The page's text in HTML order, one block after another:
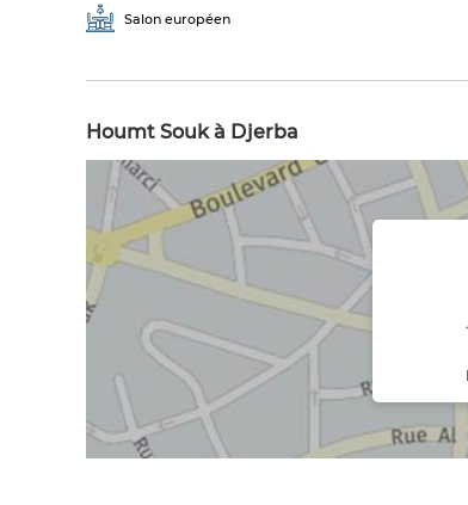
Salon européen
Houmt Souk à Djerba